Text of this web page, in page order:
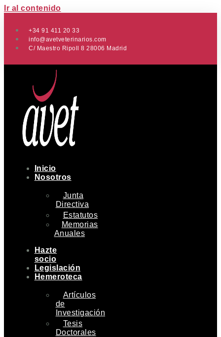
Ir al contenido
+34 91 411 20 33
info@avetveterinarios.com
C/ Maestro Ripoll 8 28006 Madrid
Inicio
Nosotros
Junta
Directiva
Estatutos
Memorias
Anuales
Hazte
socio
Legislación
Hemeroteca
Artículos
de
Investigación
Tesis
Doctorales